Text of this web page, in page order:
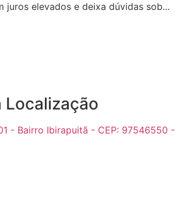
juros elevados e deixa dúvidas sob...
Localização
- Bairro Ibirapuitã - CEP: 97546550 -